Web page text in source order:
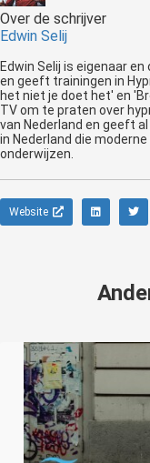
Over de schrijver
Edwin Selij
Edwin Selij is eigenaar
en geeft trainingen in
het niet je doet het' en
TV om te praten over
van Nederland en geeft
in Nederland die
onderwijzen.
Website